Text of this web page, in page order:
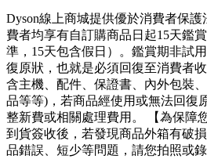
Dyson線上商城提供優於消費者保
費者均享有自訂購商品日起15天鑑
準，15天包含假日）。鑑賞期非試
復原狀，也就是必須回復至消費者
含主機、配件、保證書、內外包裝
品等等)，若商品經使用或無法回復
整新費或相關處理費用。 【為保障
到貨簽收後，若發現商品外箱有破
品錯誤、短少等問題，請您拍照或